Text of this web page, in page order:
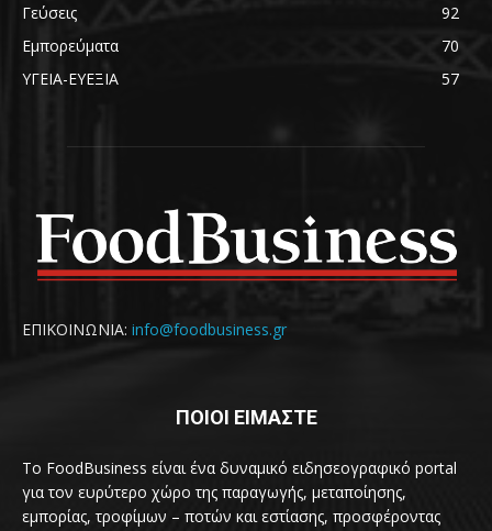
Γεύσεις
92
Εμπορεύματα
70
ΥΓΕΙΑ-ΕΥΕΞΙΑ
57
ΕΠΙΚΟΙΝΩΝΙΑ: info@foodbusiness.gr
ΠΟΙΟΙ ΕΙΜΑΣΤΕ
Το FoodBusiness είναι ένα δυναμικό ειδησεογραφικό portal
για τον ευρύτερο χώρο της παραγωγής, μεταποίησης,
εμπορίας, τροφίμων – ποτών και εστίασης, προσφέροντας